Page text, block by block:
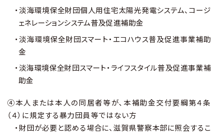
・淡海環境保全財団個人用住宅太陽光発電システム、コージ
ェネレーションシステム普及促進補助金
・淡海環境保全財団スマート・エコハウス普及促進事業補助
金
・淡海環境保全財団スマート・ライフスタイル普及促進事業補
助金
④本人または本人の同居者等が、本補助金交付要綱第４条
（４）に規定する暴力団員等ではない方
・財団が必要と認める場合に、滋賀県警察本部に照会するこ